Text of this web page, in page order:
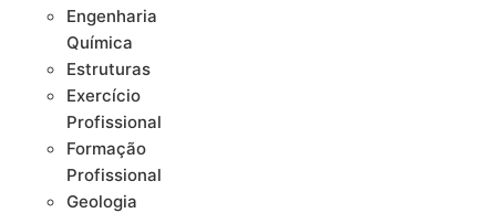
Engenharia
Química
Estruturas
Exercício
Profissional
Formação
Profissional
Geologia